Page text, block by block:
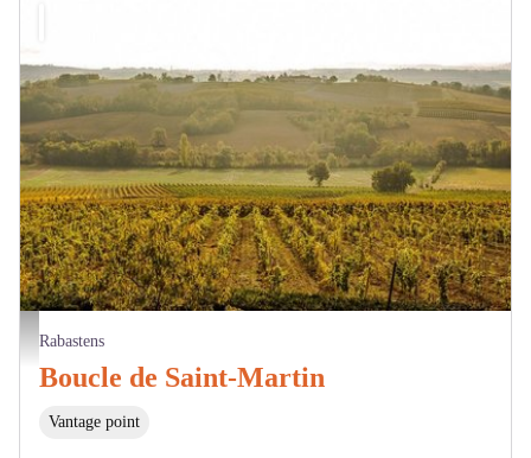
Paysage de vignes - Pascale Walter CDT tarn
Rabastens
Boucle de Saint-Martin
Vantage point